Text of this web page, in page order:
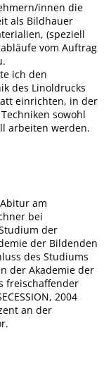
innen die
als Bildhauer
(speziell
vom Auftrag
ich den
des Linoldrucks
einrichten, in der
sowohl
arbeiten werden.
am
bei
der
der Bildenden
des Studiums
der Akademie der
freischaffender
2004
an der